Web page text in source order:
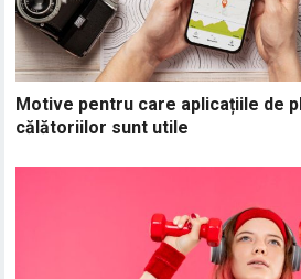
Motive pentru care aplicațiile de
călătoriilor sunt utile